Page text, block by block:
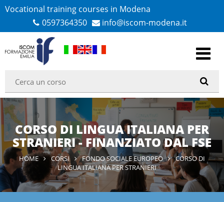
Vocational training courses in Modena
0597364350
info@iscom-modena.it
CORSO DI LINGUA ITALIANA PER
STRANIERI - FINANZIATO DAL FSE
HOME CORSI FONDO SOCIALE EUROPEO
CORSO DI
LINGUA ITALIANA PER STRANIERI